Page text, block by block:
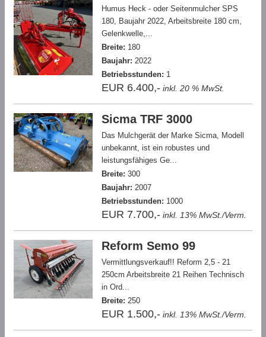
Humus Heck - oder Seitenmulcher SPS
180, Baujahr 2022, Arbeitsbreite 180 cm,
Gelenkwelle,...
Breite: 180
Baujahr: 2022
Betriebsstunden: 1
EUR 6.400,- inkl. 20 % MwSt.
Sicma TRF 3000
Das Mulchgerät der Marke Sicma, Modell
unbekannt, ist ein robustes und
leistungsfähiges Ge...
Breite: 300
Baujahr: 2007
Betriebsstunden: 1000
EUR 7.700,- inkl. 13% MwSt./Verm.
Reform Semo 99
Vermittlungsverkauf!! Reform 2,5 - 21
250cm Arbeitsbreite 21 Reihen Technisch
in Ord...
Breite: 250
EUR 1.500,- inkl. 13% MwSt./Verm.